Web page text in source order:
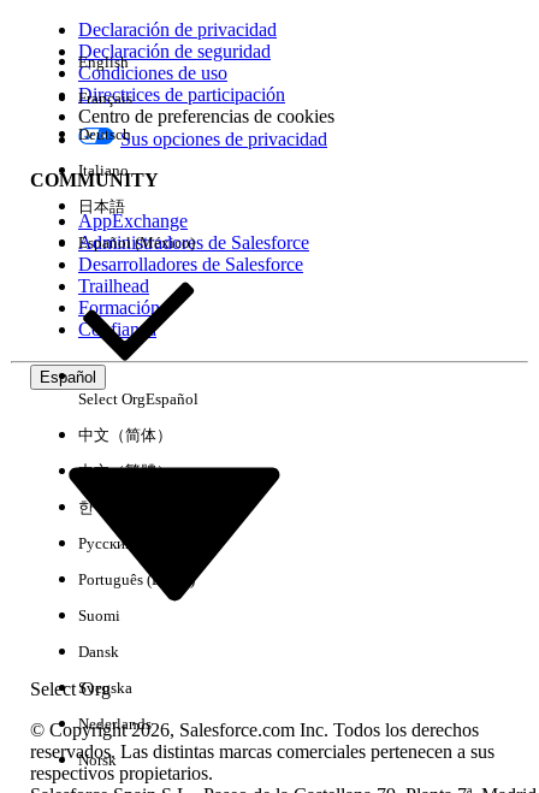
Edición
Experiencia
No hay resultados
Declaración de privacidad
Declaración de seguridad
Condiciones de uso
Directrices de participación
Centro de preferencias de cookies
Sus opciones de privacidad
COMMUNITY
AppExchange
Administradores de Salesforce
Desarrolladores de Salesforce
Trailhead
Formación
Confianza
Español
Select Org
English
Français
Deutsch
Italiano
日本語
Español (México)
Select OrgEspañol
中文（简体）
中文（繁體）
한국어
Русский
Português (Brasil)
Suomi
Dansk
Svenska
Nederlands
Norsk
© Copyright 2026, Salesforce.com Inc. Todos los derechos
reservados. Las distintas marcas comerciales pertenecen a sus
respectivos propietarios.